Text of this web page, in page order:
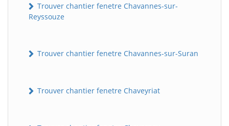
Trouver chantier fenetre Chavannes-sur-
Reyssouze
Trouver chantier fenetre Chavannes-sur-Suran
Trouver chantier fenetre Chaveyriat